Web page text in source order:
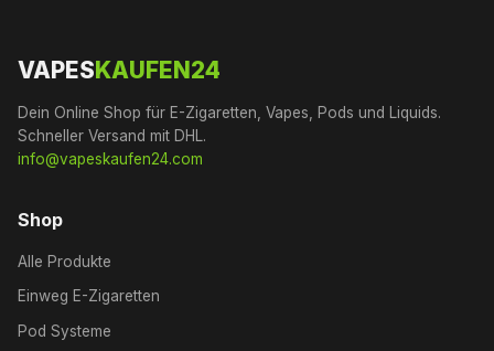
VAPESKAUFEN24
Dein Online Shop für E-Zigaretten, Vapes, Pods und Liquids.
Schneller Versand mit DHL.
info@vapeskaufen24.com
Shop
Alle Produkte
Einweg E-Zigaretten
Pod Systeme